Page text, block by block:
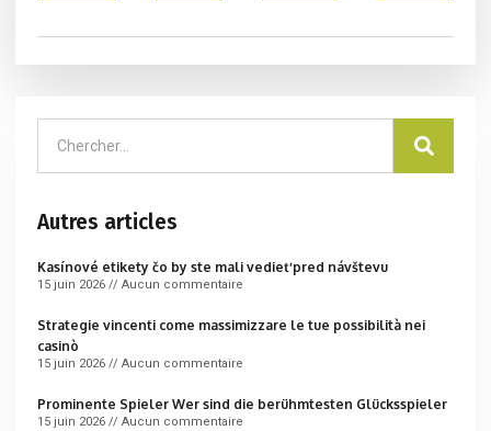
Autres articles
Kasínové etikety čo by ste mali vedieť pred návštevu
15 juin 2026 Aucun commentaire
Strategie vincenti come massimizzare le tue possibilità nei
casinò
15 juin 2026 Aucun commentaire
Prominente Spieler Wer sind die berühmtesten Glücksspieler
15 juin 2026 Aucun commentaire